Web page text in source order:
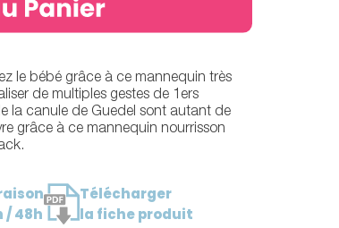
le bébé grâce à ce mannequin très
de multiples gestes de 1ers
la canule de Guedel sont autant de
grâce à ce mannequin nourrisson
/ 48h
Télécharger
la fiche produit